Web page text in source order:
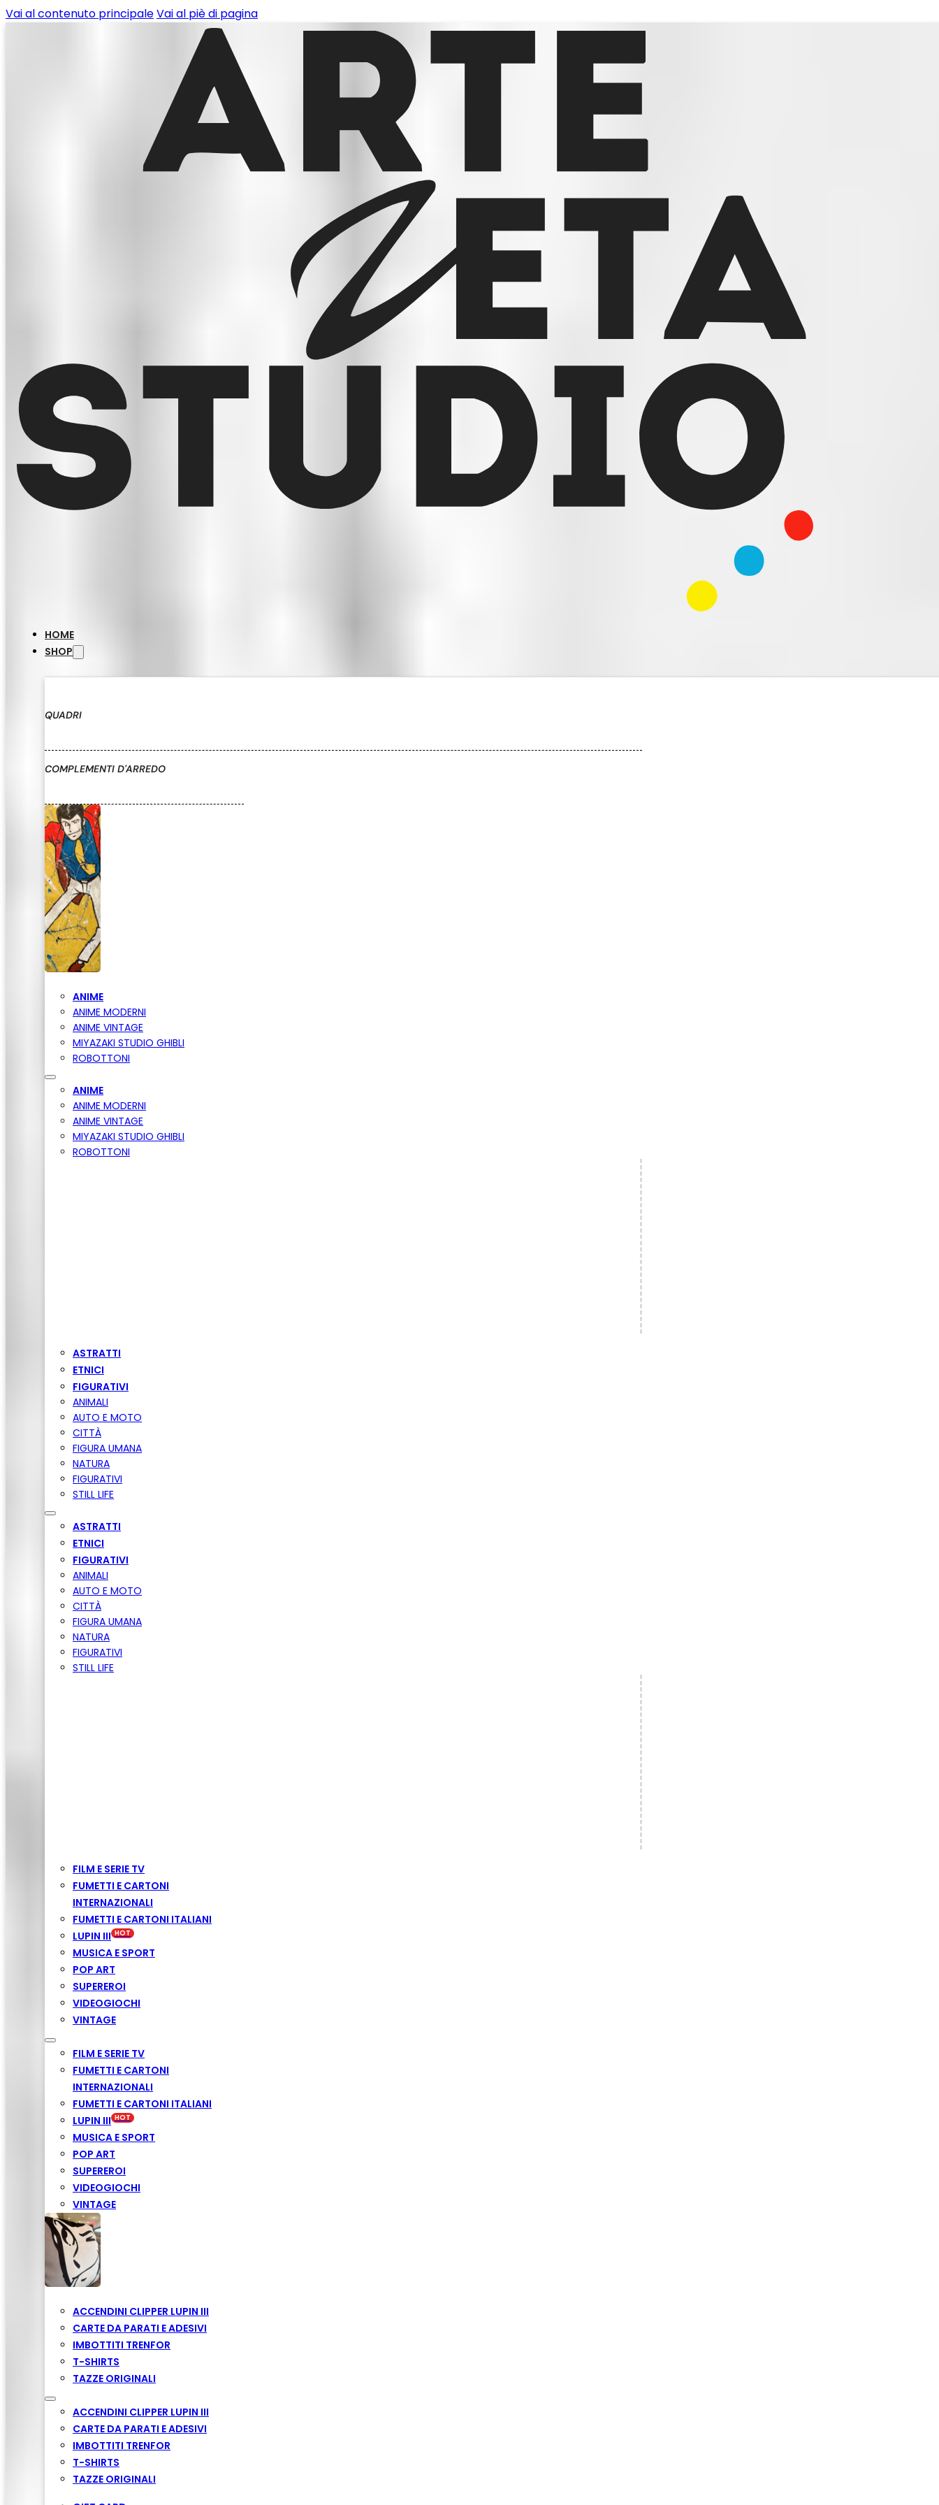
Vai al contenuto principaleVai al piè di pagina
HOME
SHOP
QUADRI
COMPLEMENTI D'ARREDO
ANIME
ANIME MODERNI
ANIME VINTAGE
MIYAZAKI STUDIO GHIBLI
ROBOTTONI
ANIME
ANIME MODERNI
ANIME VINTAGE
MIYAZAKI STUDIO GHIBLI
ROBOTTONI
ASTRATTI
ETNICI
FIGURATIVI
ANIMALI
AUTO E MOTO
CITTÀ
FIGURA UMANA
NATURA
FIGURATIVI
STILL LIFE
ASTRATTI
ETNICI
FIGURATIVI
ANIMALI
AUTO E MOTO
CITTÀ
FIGURA UMANA
NATURA
FIGURATIVI
STILL LIFE
FILM E SERIE TV
FUMETTI E CARTONI
INTERNAZIONALI
FUMETTI E CARTONI ITALIANI
LUPIN III
MUSICA E SPORT
POP ART
SUPEREROI
VIDEOGIOCHI
VINTAGE
FILM E SERIE TV
FUMETTI E CARTONI
INTERNAZIONALI
FUMETTI E CARTONI ITALIANI
LUPIN III
MUSICA E SPORT
POP ART
SUPEREROI
VIDEOGIOCHI
VINTAGE
ACCENDINI CLIPPER LUPIN III
CARTE DA PARATI E ADESIVI
IMBOTTITI TRENFOR
T-SHIRTS
TAZZE ORIGINALI
ACCENDINI CLIPPER LUPIN III
CARTE DA PARATI E ADESIVI
IMBOTTITI TRENFOR
T-SHIRTS
TAZZE ORIGINALI